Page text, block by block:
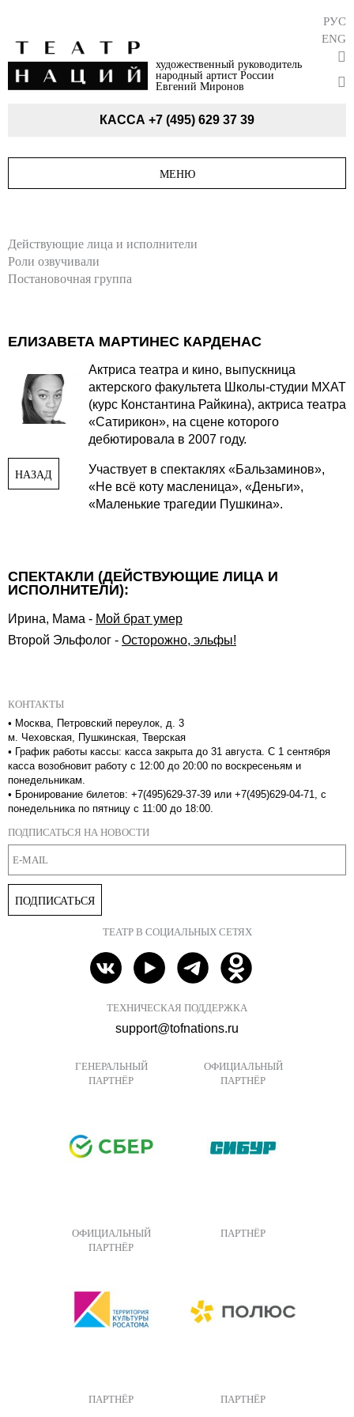
художественный руководитель
народный артист России
Евгений Миронов
РУС
ENG
КАССА +7 (495) 629 37 39
МЕНЮ
Действующие лица и исполнители
Роли озвучивали
Постановочная группа
ЕЛИЗАВЕТА МАРТИНЕС КАРДЕНАС
НАЗАД
Актриса театра и кино, выпускница
актерского факультета Школы-студии МХАТ
(курс Константина Райкина), актриса театра
«Сатирикон», на сцене которого
дебютировала в 2007 году.
Участвует в спектаклях «Бальзаминов»,
«Не всё коту масленица», «Деньги»,
«Маленькие трагедии Пушкина».
СПЕКТАКЛИ (ДЕЙСТВУЮЩИЕ ЛИЦА И
ИСПОЛНИТЕЛИ):
Ирина, Мама - Мой брат умер
Второй Эльфолог - Осторожно, эльфы!
КОНТАКТЫ
• Москва, Петровский переулок, д. 3
м. Чеховская, Пушкинская, Тверская
• График работы кассы: касса закрыта до 31 августа. С 1 сентября
касса возобновит работу с 12:00 до 20:00 по воскресеньям и
понедельникам.
• Бронирование билетов: +7(495)629-37-39 или +7(495)629-04-71, с
понедельника по пятницу с 11:00 до 18:00.
ПОДПИСАТЬСЯ НА НОВОСТИ
ПОДПИСАТЬСЯ
ТЕАТР В СОЦИАЛЬНЫХ СЕТЯХ
ТЕХНИЧЕСКАЯ ПОДДЕРЖКА
support@tofnations.ru
ГЕНЕРАЛЬНЫЙ
ПАРТНЁР
ОФИЦИАЛЬНЫЙ
ПАРТНЁР
ОФИЦИАЛЬНЫЙ
ПАРТНЁР
ПАРТНЁР
ПАРТНЁР ПАРТНЁР